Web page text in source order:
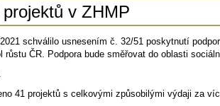
v ZHMP
schválilo usnesením č. 32/51 poskytnutí
růstu ČR. Podpora bude směřovat do oblasti
41 projektů s celkovými způsobilými výdaji za